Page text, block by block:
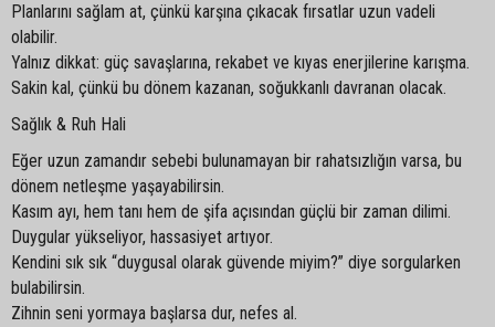
Planlarını sağlam at, çünkü karşına çıkacak fırsatlar uzun vadeli
olabilir.
Yalnız dikkat: güç savaşlarına, rekabet ve kıyas enerjilerine karışma.
Sakin kal, çünkü bu dönem kazanan, soğukkanlı davranan olacak.
Sağlık & Ruh Hali
Eğer uzun zamandır sebebi bulunamayan bir rahatsızlığın varsa, bu
dönem netleşme yaşayabilirsin.
Kasım ayı, hem tanı hem de şifa açısından güçlü bir zaman dilimi.
Duygular yükseliyor, hassasiyet artıyor.
Kendini sık sık “duygusal olarak güvende miyim?” diye sorgularken
bulabilirsin.
Zihnin seni yormaya başlarsa dur, nefes al.